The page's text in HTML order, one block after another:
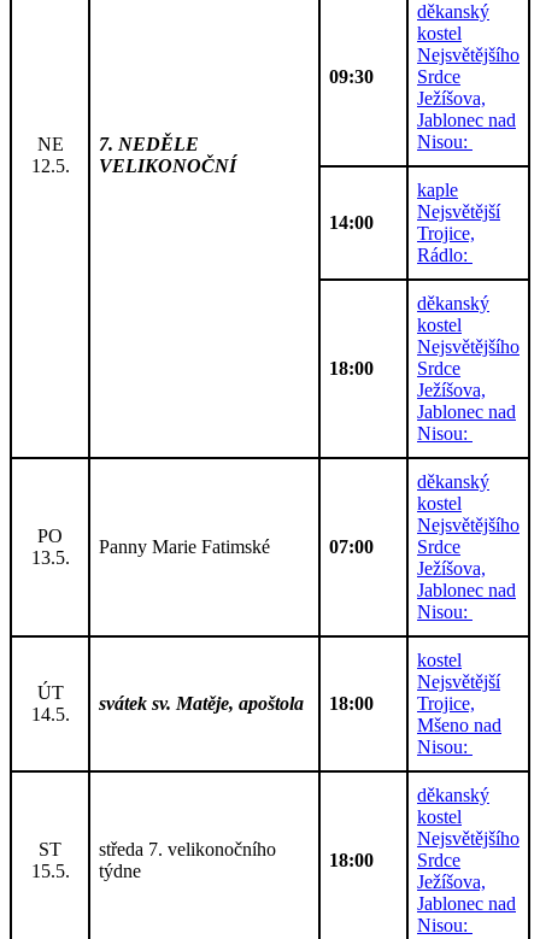
NE
12.5.
7. NEDĚLE
VELIKONOČNÍ
09:30
děkanský
kostel
Nejsvětějšího
Srdce
Ježíšova,
Jablonec nad
Nisou:
14:00
kaple
Nejsvětější
Trojice,
Rádlo:
18:00
děkanský
kostel
Nejsvětějšího
Srdce
Ježíšova,
Jablonec nad
Nisou:
PO
13.5.
Panny Marie Fatimské 07:00
děkanský
kostel
Nejsvětějšího
Srdce
Ježíšova,
Jablonec nad
Nisou:
ÚT
14.5.
svátek sv. Matěje, apoštola 18:00
kostel
Nejsvětější
Trojice,
Mšeno nad
Nisou:
ST
15.5.
středa 7. velikonočního
týdne
18:00
děkanský
kostel
Nejsvětějšího
Srdce
Ježíšova,
Jablonec nad
Nisou: